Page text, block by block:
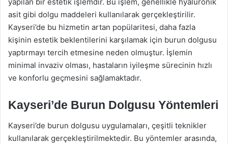
asit gibi dolgu maddeleri kullanılarak gerçekleştirilir.
Kayseri’de bu hizmetin artan popülaritesi, daha fazla
kişinin estetik beklentilerini karşılamak için burun dolgusu
yaptırmayı tercih etmesine neden olmuştur. İşlemin
minimal invaziv olması, hastaların iyileşme sürecinin hızlı
ve konforlu geçmesini sağlamaktadır.
Kayseri’de Burun Dolgusu Yöntemleri
Kayseri’de burun dolgusu uygulamaları, çeşitli teknikler
kullanılarak gerçekleştirilmektedir. Bu yöntemler arasında,